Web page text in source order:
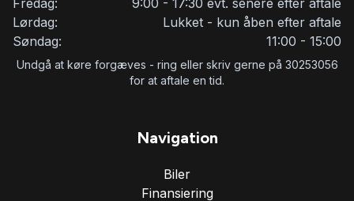
Lørdag:
Lukket - kun åben efter aftale
Søndag:
11:00 - 15:00
Undgå at køre forgæves - ring eller skriv gerne på 30253056
for at aftale en tid.
Navigation
Biler
Finansiering